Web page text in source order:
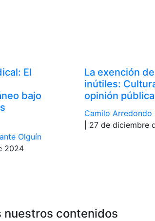
El
bajo
Olguín
2024
La exención
inútiles:
opinión pública
Camilo Arredondo
| 27 de diciembre
nuestros contenidos